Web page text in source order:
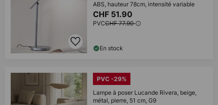
ABS, hauteur 78cm, intensité variable
CHF 51.90
PVCCHF 77.90
En stock
PVC -29%
Lampe à poser Lucande Rivera, beige,
métal, pierre, 51 cm, G9